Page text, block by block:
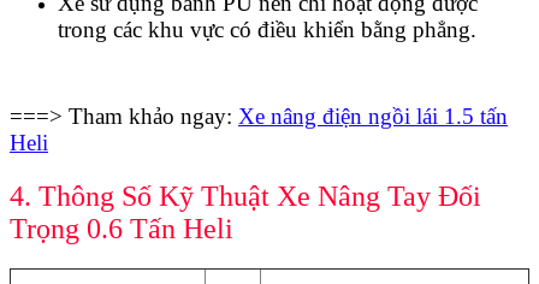
trong các khu vực có điều khiển bằng phẳng.
===> Tham khảo ngay: Xe nâng điện ngồi lái 1.5 tấn
Heli
4. Thông Số Kỹ Thuật Xe Nâng Tay Đối
Trọng 0.6 Tấn Heli